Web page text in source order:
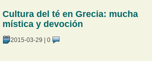
Cultura del té en Grecia: mucha
mística y devoción
2015-03-29 | 0